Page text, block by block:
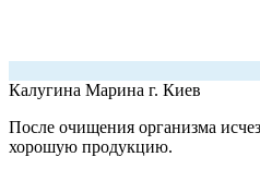
Калугина Марина г. Киев
После очищения организма
хорошую продукцию.